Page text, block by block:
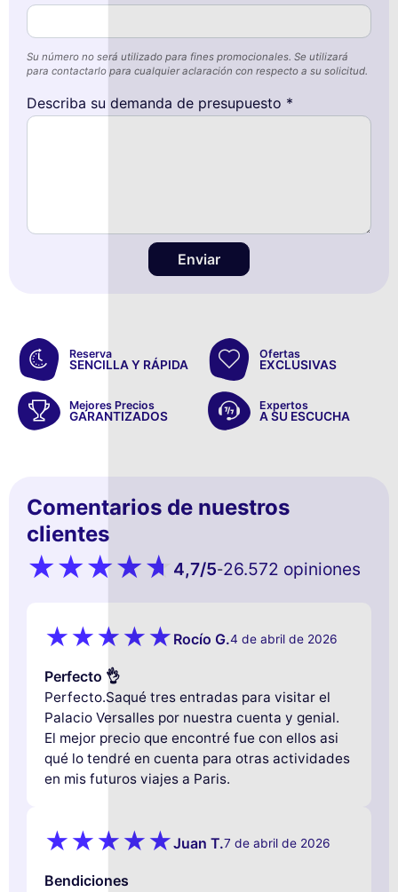
Su número no será utilizado para fines promocionales. Se utilizará
para contactarlo para cualquier aclaración con respecto a su solicitud.
Describa su demanda de presupuesto *
Enviar
Reserva
SENCILLA Y RÁPIDA
Ofertas
EXCLUSIVAS
Mejores Precios
GARANTIZADOS
Expertos
A SU ESCUCHA
Comentarios de nuestros
clientes
4,7/5-26.572 opiniones
Rocío G.4 de abril de 2026
Perfecto 👌
Perfecto.Saqué tres entradas para visitar el
Palacio Versalles por nuestra cuenta y genial.
El mejor precio que encontré fue con ellos asi
qué lo tendré en cuenta para otras actividades
en mis futuros viajes a Paris.
Juan T.7 de abril de 2026
Bendiciones